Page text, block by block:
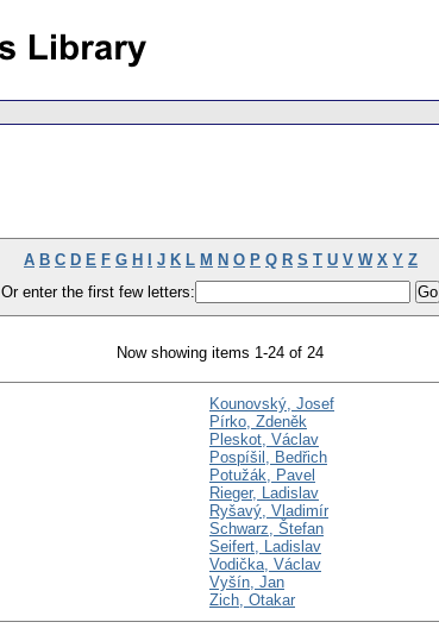
A B C D E F G H J K L M N O P Q R S T U V W X Y Z
Or enter the first few letters:
Now showing items 1-24 of 24
Kounovský, Josef
Pírko, Zdeněk
Pleskot, Václav
Pospíšil, Bedřich
Potužák, Pavel
Rieger, Ladislav
Ryšavý, Vladimír
Schwarz, Štefan
Seifert, Ladislav
Vodička, Václav
Vyšín, Jan
Zich, Otakar